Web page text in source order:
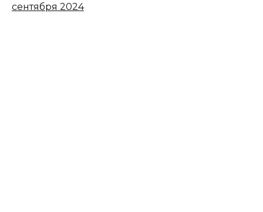
сентября 2024